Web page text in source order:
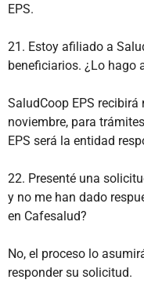
EPS.
21. Estoy afiliado a
beneficiarios. ¿Lo hago
SaludCoop EPS
noviembre, para
EPS será la entidad
22. Presenté una
y no me han dado
en Cafesalud?
No, el proceso lo
responder su solicitud.